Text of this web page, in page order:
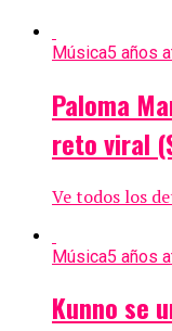
Música5 años
Paloma
reto viral
Ve todos los
Música5 años
Kunno se